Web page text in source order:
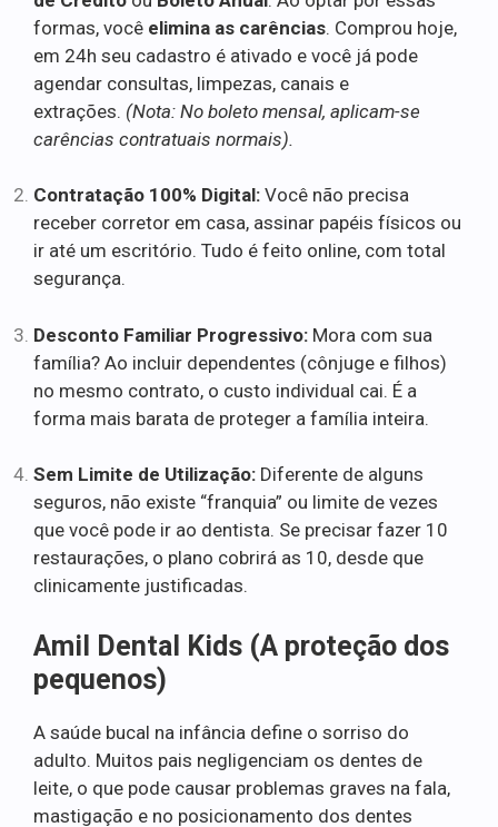
formas, você elimina as carências. Comprou hoje,
em 24h seu cadastro é ativado e você já pode
agendar consultas, limpezas, canais e
extrações. (Nota: No boleto mensal, aplicam-se
carências contratuais normais).
Contratação 100% Digital: Você não precisa
receber corretor em casa, assinar papéis físicos ou
ir até um escritório. Tudo é feito online, com total
segurança.
Desconto Familiar Progressivo: Mora com sua
família? Ao incluir dependentes (cônjuge e filhos)
no mesmo contrato, o custo individual cai. É a
forma mais barata de proteger a família inteira.
Sem Limite de Utilização: Diferente de alguns
seguros, não existe “franquia” ou limite de vezes
que você pode ir ao dentista. Se precisar fazer 10
restaurações, o plano cobrirá as 10, desde que
clinicamente justificadas.
Amil Dental Kids (A proteção dos
pequenos)
A saúde bucal na infância define o sorriso do
adulto. Muitos pais negligenciam os dentes de
leite, o que pode causar problemas graves na fala,
mastigação e no posicionamento dos dentes